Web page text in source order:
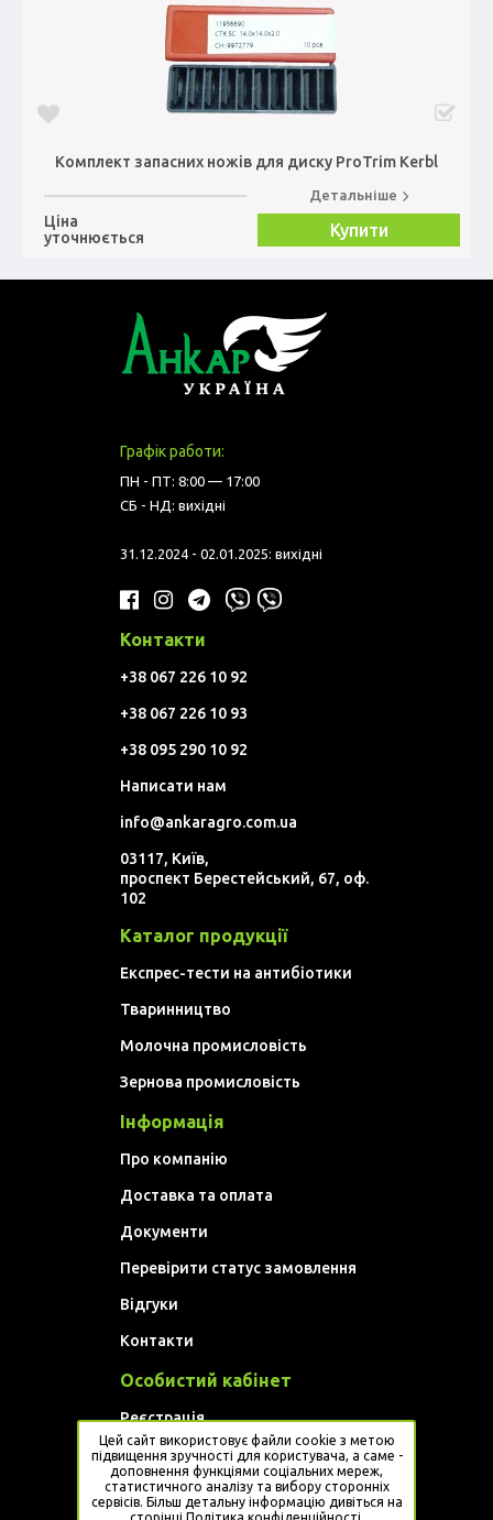
Комплект запасних ножів для диску ProTrim Kerbl
Ціна
уточнюється
Детальніше
Купити
Графік работи:
ПН - ПТ: 8:00 — 17:00
СБ - НД: вихідні
31.12.2024 - 02.01.2025: вихідні
Контакти
+38 067 226 10 92
+38 067 226 10 93
+38 095 290 10 92
Написати нам
info@ankaragro.com.ua
03117, Київ,
проспект Берестейський, 67, оф.
102
Каталог продукції
Експрес-тести на антибіотики
Тваринництво
Молочна промисловість
Зернова промисловість
Інформація
Про компанію
Доставка та оплата
Документи
Перевірити статус замовлення
Відгуки
Контакти
Особистий кабінет
Реєстрація
Увійти
Website developed by Artem Golovan
Цей сайт використовує файли cookie з метою
підвищення зручності для користувача, а саме -
доповнення функціями соціальних мереж,
статистичного аналізу та вибору сторонніх
сервісів. Більш детальну інформацію дивіться на